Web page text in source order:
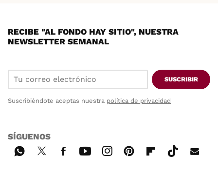
RECIBE "AL FONDO HAY SITIO", NUESTRA
NEWSLETTER SEMANAL
SUSCRIBIR
Suscribiéndote aceptas nuestra política de privacidad
SÍGUENOS